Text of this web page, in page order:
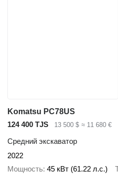
Komatsu PC78US
124 400 TJS
13 500 $ ≈ 11 680 €
Средний экскаватор
2022
Мощность 45 кВт (61.22 л.с.)